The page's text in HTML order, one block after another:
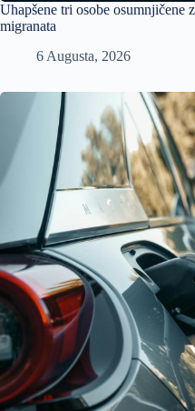
Uhapšene tri osobe osumnjičene
migranata
6 Augusta, 2026